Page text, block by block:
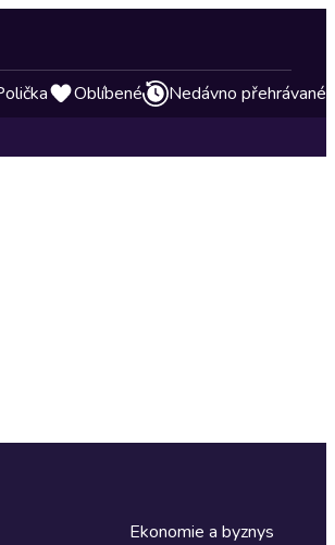
Oblíbené Nedávno přehrávané
Ekonomie a byznys